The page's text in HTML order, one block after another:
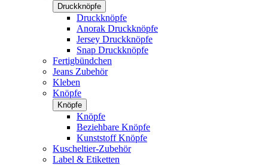
Druckknöpfe
Druckknöpfe
Anorak Druckknöpfe
Jersey Druckknöpfe
Snap Druckknöpfe
Fertigbündchen
Jeans Zubehör
Kleben
Knöpfe
Knöpfe
Knöpfe
Beziehbare Knöpfe
Kunststoff Knöpfe
Kuscheltier-Zubehör
Label & Etiketten